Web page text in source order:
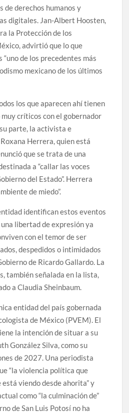
de derechos humanos y
digitales. Jan-Albert Hoosten,
la Protección de los
advirtió que lo que
“uno de los precedentes más
mexicano de los últimos
los que aparecen ahí tienen
muy críticos con el gobernador
parte, la activista e
Herrera, quien está
que se trata de una
a “callar las voces
del Estado”. Herrera
de miedo”.
identifican estos eventos
libertad de expresión ya
con el temor de ser
despedidos o intimidados
de Ricardo Gallardo. La
también señalada en la lista,
a Claudia Sheinbaum.
entidad del país gobernada
de México (PVEM). El
la intención de situar a su
González Silva, como su
de 2027. Una periodista
“la violencia política que
viendo desde ahorita” y
como “la culminación de”
de San Luis Potosí no ha